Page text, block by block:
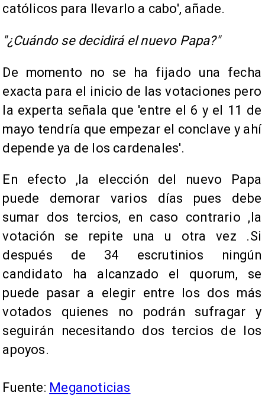
católicos para llevarlo a cabo', añade.
"¿Cuándo se decidirá el nuevo Papa?"
De momento no se ha fijado una fecha
exacta para el inicio de las votaciones pero
la experta señala que 'entre el 6 y el 11 de
mayo tendría que empezar el conclave y ahí
depende ya de los cardenales'.
En efecto ,la elección del nuevo Papa
puede demorar varios días pues debe
sumar dos tercios, en caso contrario ,la
votación se repite una u otra vez .Si
después de 34 escrutinios ningún
candidato ha alcanzado el quorum, se
puede pasar a elegir entre los dos más
votados quienes no podrán sufragar y
seguirán necesitando dos tercios de los
apoyos.
Fuente: Meganoticias